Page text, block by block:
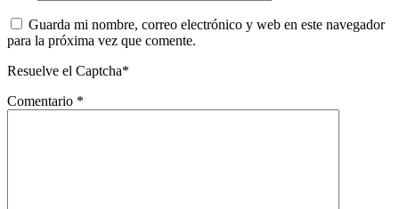
Guarda mi nombre, correo electrónico y web en este navegador
para la próxima vez que comente.
Resuelve el Captcha*
Comentario *